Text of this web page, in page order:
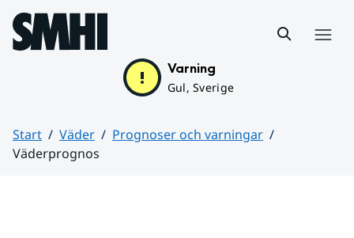
Hoppa till sidans innehåll
Varning
Gul, Sverige
Start Väder
Prognoser och varningar
Väderprognos